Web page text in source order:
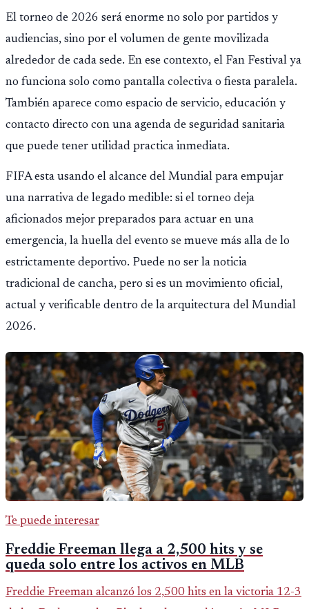
El torneo de 2026 será enorme no solo por partidos y
audiencias, sino por el volumen de gente movilizada
alrededor de cada sede. En ese contexto, el Fan Festival ya
no funciona solo como pantalla colectiva o fiesta paralela.
También aparece como espacio de servicio, educación y
contacto directo con una agenda de seguridad sanitaria
que puede tener utilidad practica inmediata.
FIFA esta usando el alcance del Mundial para empujar
una narrativa de legado medible: si el torneo deja
aficionados mejor preparados para actuar en una
emergencia, la huella del evento se mueve más alla de lo
estrictamente deportivo. Puede no ser la noticia
tradicional de cancha, pero si es un movimiento oficial,
actual y verificable dentro de la arquitectura del Mundial
2026.
Te puede interesar
Freddie Freeman llega a 2,500 hits y se
queda solo entre los activos en MLB
Freddie Freeman alcanzó los 2,500 hits en la victoria 12-3